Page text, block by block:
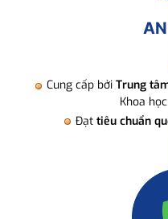
Cung cấp bởi Trung
Khoa
Đạt tiêu chuẩn